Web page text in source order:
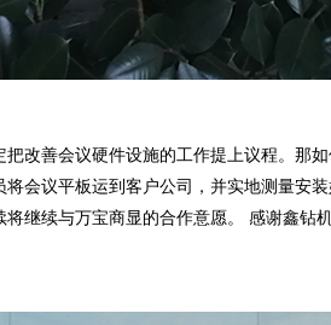
改善会议硬件设施的工作提上议程。那
会议平板运到客户公司，并实地测量安
继续与万宝商显的合作意愿。 感谢鑫钻